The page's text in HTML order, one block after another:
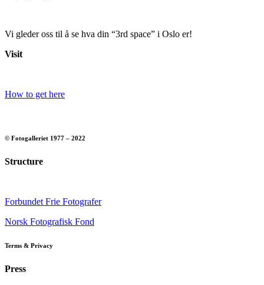
Vi gleder oss til å se hva din “3rd space” i Oslo er!
Visit
How to get here
© Fotogalleriet 1977 – 2022
Structure
Forbundet Frie Fotografer
Norsk Fotografisk Fond
Terms & Privacy
Press